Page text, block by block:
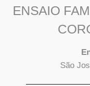
ENSAIO
São